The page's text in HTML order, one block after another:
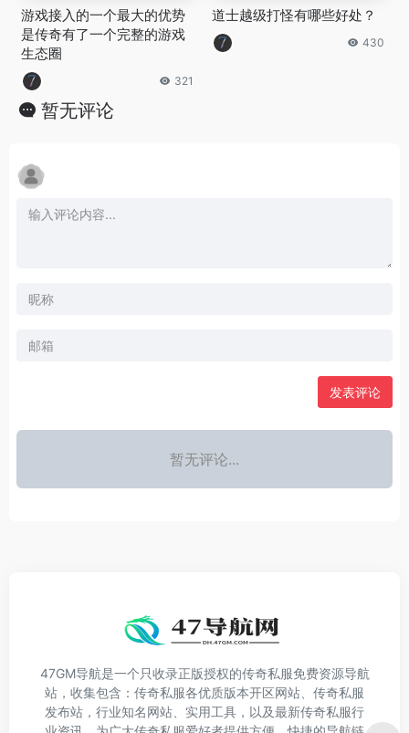
游戏接入的一个最大的优势
是传奇有了一个完整的游戏
生态圈
321
道士越级打怪有哪些好处？
430
暂无评论
发表评论
暂无评论...
47GM导航是一个只收录正版授权的传奇私服免费资源导航
站，收集包含：传奇私服各优质版本开区网站、传奇私服
发布站，行业知名网站、实用工具，以及最新传奇私服行